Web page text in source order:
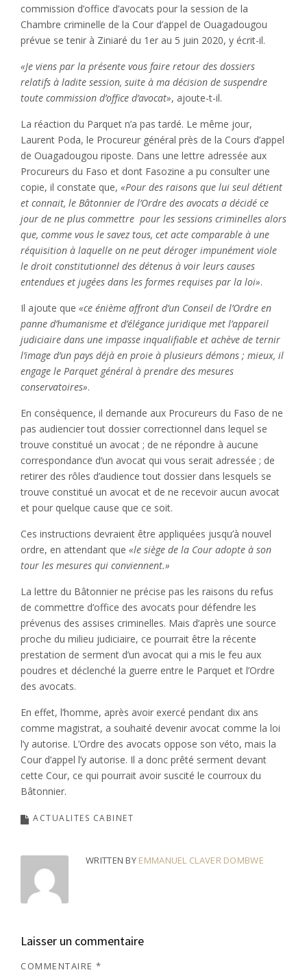
commission d’office d’avocats pour la session de la
Chambre criminelle de la Cour d’appel de Ouagadougou
prévue se tenir à Ziniaré du 1er au 5 juin 2020, y écrit-il.
«Je viens par la présente vous faire retour des dossiers
relatifs à ladite session, suite à ma décision de suspendre
toute commission d’office d’avocat», ajoute-t-il.
La réaction du Parquet n’a pas tardé. Le même jour,
Laurent Poda, le Procureur général près de la Cours d’appel
de Ouagadougou riposte. Dans une lettre adressée aux
Procureurs du Faso et dont Fasozine a pu consulter une
copie, il constate que, «Pour des raisons que lui seul détient
et connait, le Bâtonnier de l’Ordre des avocats a décidé ce
jour de ne plus commettre pour les sessions criminelles alors
que, comme vous le savez tous, cet acte comparable à une
réquisition à laquelle on ne peut déroger impunément viole
le droit constitutionnel des détenus à voir leurs causes
entendues et jugées dans les formes requises par la loi».
Il ajoute que «ce énième affront d’un Conseil de l’Ordre en
panne d’humanisme et d’élégance juridique met l’appareil
judiciaire dans une impasse inqualifiable et achève de ternir
l’image d’un pays déjà en proie à plusieurs démons ; mieux, il
engage le Parquet général à prendre des mesures
conservatoires».
En conséquence, il demande aux Procureurs du Faso de ne
pas audiencier tout dossier correctionnel dans lequel se
trouve constitué un avocat ; de ne répondre à aucune
correspondance d’un avocat qui vous serait adressée ; de
retirer des rôles d’audience tout dossier dans lesquels se
trouve constitué un avocat et de ne recevoir aucun avocat
et pour quelque cause que ce soit.
Ces instructions devraient être appliquées jusqu’à nouvel
ordre, en attendant que «le siège de la Cour adopte à son
tour les mesures qui conviennent.»
La lettre du Bâtonnier ne précise pas les raisons du refus
de commettre d’office des avocats pour défendre les
prévenus des assises criminelles. Mais d’après une source
proche du milieu judiciaire, ce pourrait être la récente
prestation de serment d’un avocat qui a mis le feu aux
poudres et déclenché la guerre entre le Parquet et l’Ordre
des avocats.
En effet, l’homme, après avoir exercé pendant dix ans
comme magistrat, a souhaité devenir avocat comme la loi
l’y autorise. L’Ordre des avocats oppose son véto, mais la
Cour d’appel l’y autorise. Il a donc prêté serment devant
cette Cour, ce qui pourrait avoir suscité le courroux du
Bâtonnier.
ACTUALITES CABINET
WRITTEN BY EMMANUEL CLAVER DOMBWE
Laisser un commentaire
COMMENTAIRE *